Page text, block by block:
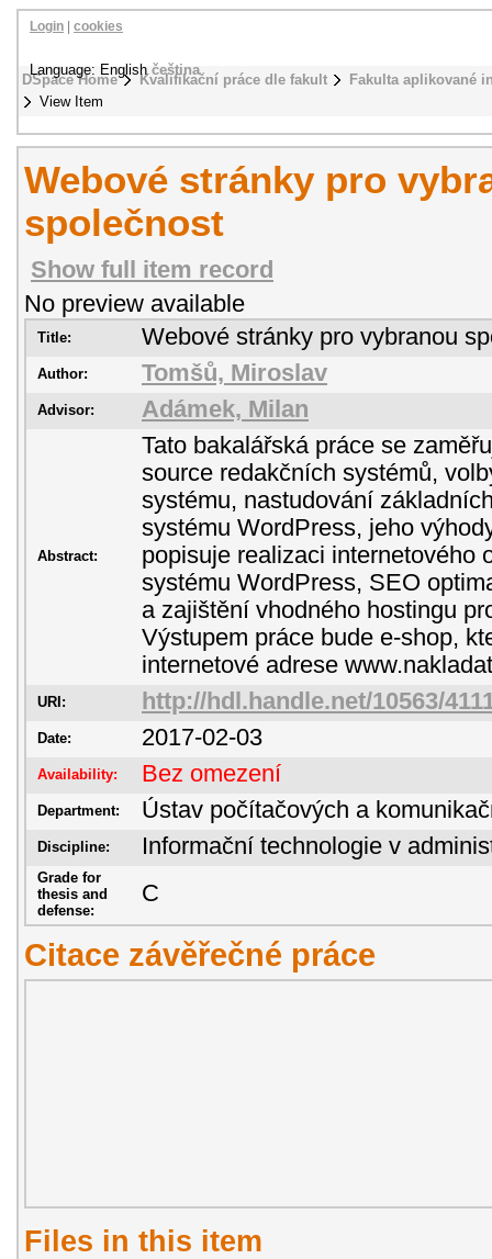
DSpace Home Kvalifikační práce dle fakult
Fakulta aplikované
View Item
Login cookies
Language: Englishčeština
Webové stránky pro
společnost
Show full item record
No preview available
Title: Webové stránky pro vybranou
Author: Tomšů, Miroslav
Advisor: Adámek, Milan
Abstract:
Tato bakalářská práce se
source redakčních systémů,
systému, nastudování
systému WordPress, jeho
popisuje realizaci internetového
systému WordPress, SEO
a zajištění vhodného hostingu
Výstupem práce bude e-shop,
internetové adrese
URI: http://hdl.handle.net/10563/
Date: 2017-02-03
Availability: Bez omezení
Department: Ústav počítačových a
Discipline: Informační technologie v
Grade for
thesis and
defense:
C
Citace závěřečné práce
Files in this item